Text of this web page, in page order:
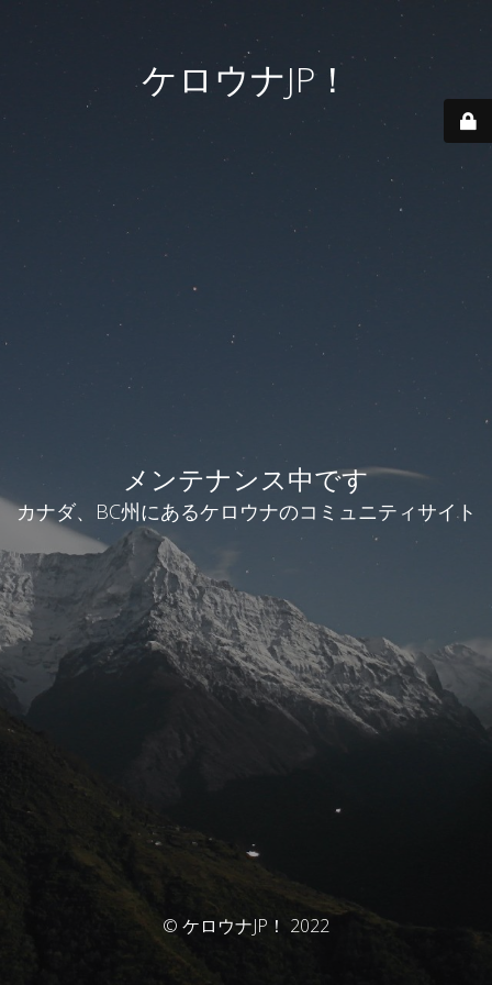
ケロウナJP！
メンテナンス中です
カナダ、BC州にあるケロウナのコミュニティサイト
© ケロウナJP！ 2022